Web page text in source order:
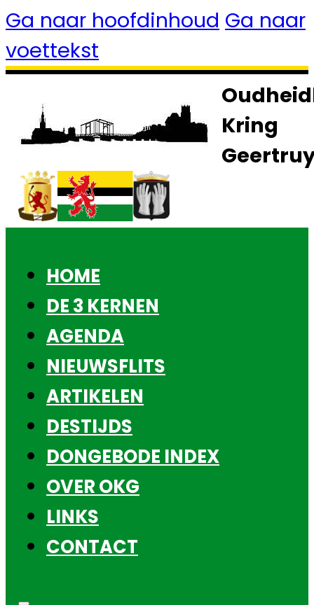
Ga naar hoofdinhoud Ga naar
voettekst
Kring
HOME
DE 3 KERNEN
AGENDA
NIEUWSFLITS
ARTIKELEN
DESTIJDS
DONGEBODE INDEX
OVER OKG
LINKS
CONTACT